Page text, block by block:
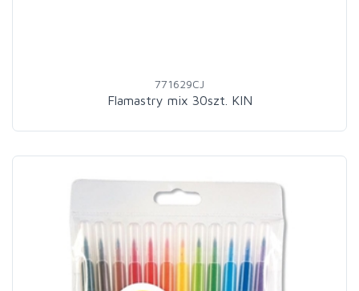
771629CJ
Flamastry mix 30szt. KIN